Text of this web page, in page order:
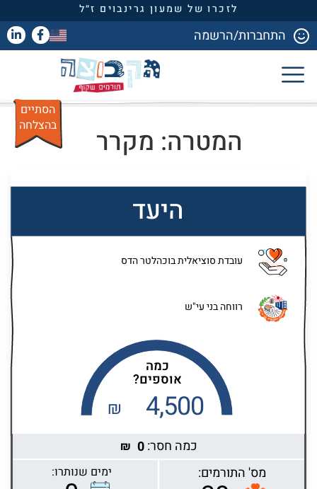
לזכרו של שמעון גרינבוים ז״ל
התחברות/הרשמה
המטרה: מקרר
הסתיים
בהצלחה
היעד
עובדת סוציאלית בוכהלטר הדס
רווחה בני עי"ש
Highcharts.com
כמה
אוספים?
4,500
כמה חסר:0
₪
מס' התורמים: ימים שנותרו: